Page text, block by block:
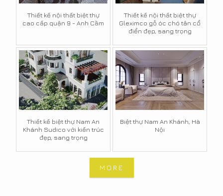
Thiết kế nội thất biệt thự
cao cấp quận 9 - Anh Cầm
Thiết kế nội thất biệt thự
Gleximco gỗ óc chó tân cổ
điển đẹp, sang trọng
Thiết kế biệt thự Nam An
Khánh Sudico với kiến trúc
đẹp, sang trọng
Biệt thự Nam An Khánh, Hà
Nội
MORE